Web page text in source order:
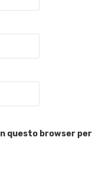
questo browser per